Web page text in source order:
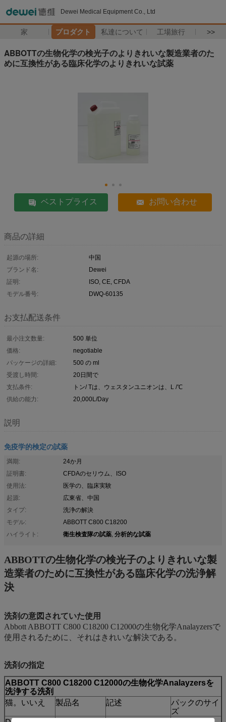
Dewei Medical Equipment Co., Ltd
家 プロダクト 私達について 工場旅行 >>
ABBOTTの生物化学の検光子のよりきれいな製造業者のた
めに互換性がある臨床化学のよりきれいな試薬
ベストプライス お問い合わせ
商品の詳細
起源の場所:
中国
ブランド名:
Dewei
証明:
ISO, CE, CFDA
モデル番号:
DWQ-60135
お支払配送条件
最小注文数量:
500 単位
価格:
negotiable
パッケージの詳細:
500 の ml
受渡し時間:
20日間で
支払条件:
トン/ Tは、ウェスタンユニオンは、L /℃
供給の能力:
20,000L/Day
説明
免疫学的検定の試薬
満期:
24か月
証明書:
CFDAのセリウム、ISO
使用法:
医学の、臨床実験
起源:
広東省、中国
タイプ:
洗浄の解決
モデル:
ABBOTT C800 C18200
ハイライト:
衛生検査隊の試薬, 分析的な試薬
ABBOTTの生物化学の検光子のよりきれいな製
造業者のために互換性がある臨床化学の洗浄解
決
洗剤の意図されていた使用
Abbott ABBOTT C800 C18200 C12000の生物化学Analayzersで
使用されるために、それはきれいな解決である。
洗剤の指定
ABBOTT C800 C18200 C12000の生物化学Analayzersを
洗浄する洗剤
猫。いいえ
製品名 記述
パックのサイ
ズ